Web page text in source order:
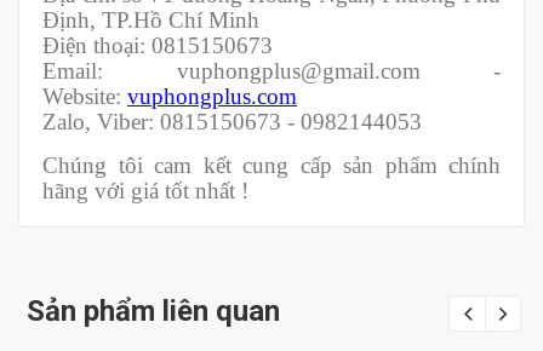
Định, TP.Hồ Chí Minh
Điện thoại: 0815150673
Email: vuphongplus@gmail.com -
Website: vuphongplus.com
Zalo, Viber: 0815150673 - 0982144053
Chúng tôi cam kết cung cấp sản phẩm chính
hãng với giá tốt nhất !
Sản phẩm liên quan